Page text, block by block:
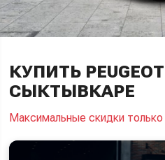
КУПИТЬ
СЫКТЫВКАРЕ
Максимальные скидки только